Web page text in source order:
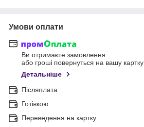
Умови оплати
Ви отримаєте замовлення
або гроші повернуться на вашу картку
Детальніше
Післяплата
Готівкою
Переведення на картку